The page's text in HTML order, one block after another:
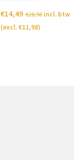
€28,98
€14,49
incl. btw
(excl.€11,98)